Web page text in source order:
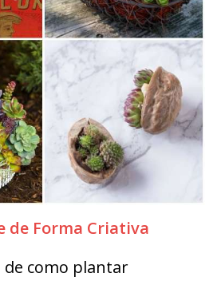
de Forma Criativa
de como plantar